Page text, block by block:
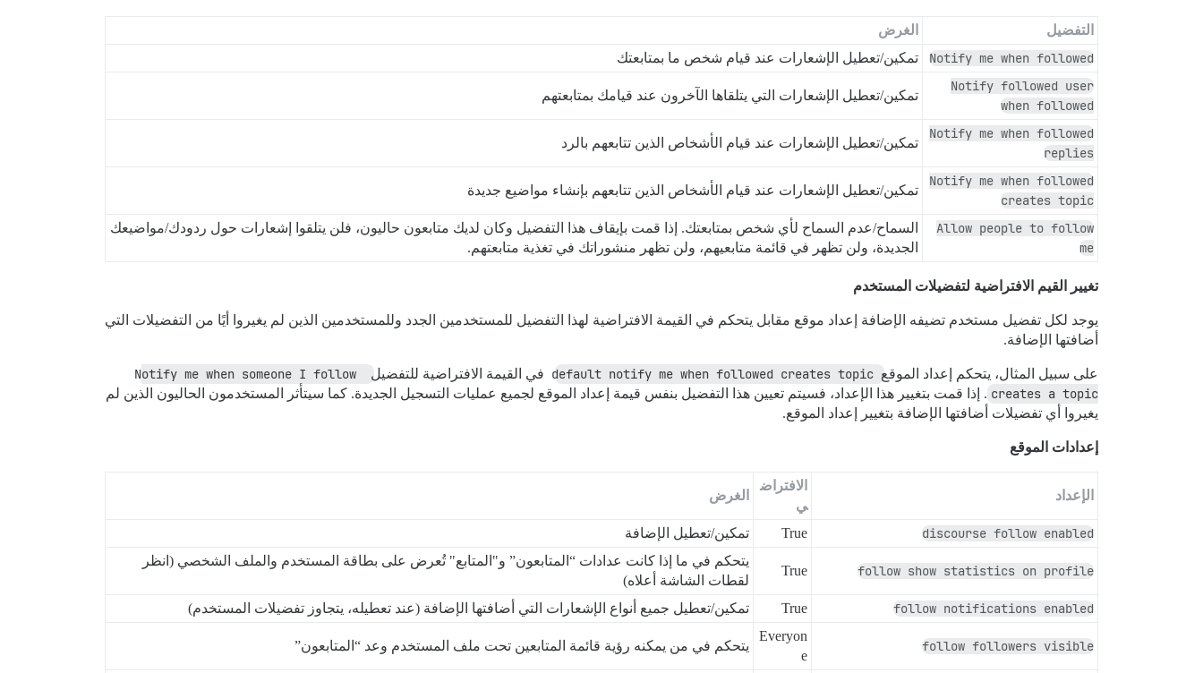
التفضيل الغرض
Notify me when followed تمكين/تعطيل الإشعارات عند قيام شخص ما بمتابعتك
Notify followed user
when followed
تمكين/تعطيل الإشعارات التي يتلقاها الآخرون عند قيامك بمتابعتهم
Notify me when followed
replies
تمكين/تعطيل الإشعارات عند قيام الأشخاص الذين تتابعهم بالرد
Notify me when followed
creates topic
تمكين/تعطيل الإشعارات عند قيام الأشخاص الذين تتابعهم بإنشاء مواضيع جديدة
Allow people to follow
me
السماح/عدم السماح لأي شخص بمتابعتك. إذا قمت بإيقاف هذا التفضيل وكان لديك متابعون حاليون، فلن يتلقوا إشعارات حول ردودك/مواضيعك
الجديدة، ولن تظهر في قائمة متابعيهم، ولن تظهر منشوراتك في تغذية متابعتهم.
تغيير القيم الافتراضية لتفضيلات المستخدم
يوجد لكل تفضيل مستخدم تضيفه الإضافة إعداد موقع مقابل يتحكم في القيمة الافتراضية لهذا التفضيل للمستخدمين الجدد وللمستخدمين الذين لم يغيروا أيًا من التفضيلات التي
أضافتها الإضافة.
على سبيل المثال، يتحكم إعداد الموقع default notify me when followed creates topic في القيمة الافتراضية للتفضيل
Notify me when someone I follow
creates a topic . إذا قمت بتغيير هذا الإعداد، فسيتم تعيين هذا التفضيل بنفس قيمة إعداد الموقع لجميع عمليات التسجيل الجديدة. كما سيتأثر المستخدمون الحاليون الذين لم
يغيروا أي تفضيلات أضافتها الإضافة بتغيير إعداد الموقع.
إعدادات الموقع
الإعداد
الافتراض
ي
الغرض
discourse follow enabled
True تمكين/تعطيل الإضافة
follow show statistics on profile
True
يتحكم في ما إذا كانت عدادات “المتابعون” و"المتابع" تُعرض على بطاقة المستخدم والملف الشخصي (انظر
لقطات الشاشة أعلاه)
follow notifications enabled
True تمكين/تعطيل جميع أنواع الإشعارات التي أضافتها الإضافة (عند تعطيله، يتجاوز تفضيلات المستخدم)
follow followers visible
Everyon
e
يتحكم في من يمكنه رؤية قائمة المتابعين تحت ملف المستخدم وعد “المتابعون”